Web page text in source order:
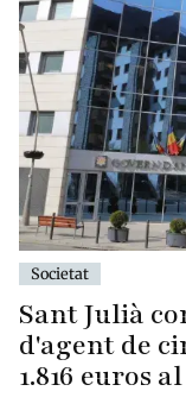
Societat
Sant Julià
d'agent de
1.816 euros